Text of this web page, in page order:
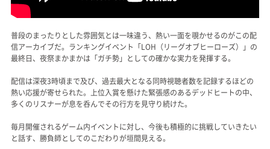
普段のまったりとした雰囲気とは一味違う、熱い一面を覗かせるのがこの配
信アーカイブだ。ランキングイベント「LOH（リーグオブヒーローズ）」の
最終日、夜祭まかまかは「ガチ勢」としての確かな実力を発揮する。
配信は深夜3時頃まで及び、過去最大となる同時視聴者数を記録するほどの
熱い応援が寄せられた。上位入賞を懸けた緊張感のあるデッドヒートの中、
多くのリスナーが息を呑んでその行方を見守り続けた。
毎月開催されるゲーム内イベントに対し、今後も積極的に挑戦していきたい
と話す、勝負師としてのこだわりが垣間見える。